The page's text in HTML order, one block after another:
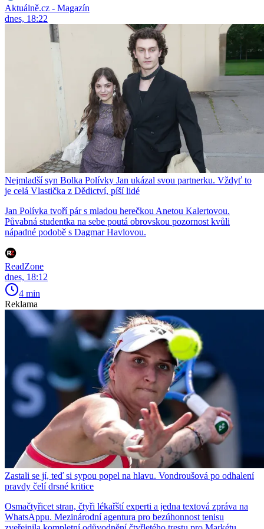
Aktuálně.cz - Magazín
dnes, 18:22
Nejmladší syn Bolka Polívky Jan ukázal svou partnerku. Vždyť to
je celá Vlastička z Dědictví, píší lidé
Jan Polívka tvoří pár s mladou herečkou Anetou Kalertovou.
Půvabná studentka na sebe poutá obrovskou pozornost kvůli
nápadné podobě s Dagmar Havlovou.
ReadZone
dnes, 18:12
4 min
Reklama
Zastali se jí, teď si sypou popel na hlavu. Vondroušová po odhalení
pravdy čelí drsné kritice
Osmačtyřicet stran, čtyři lékařští experti a jedna textová zpráva na
WhatsAppu. Mezinárodní agentura pro bezúhonnost tenisu